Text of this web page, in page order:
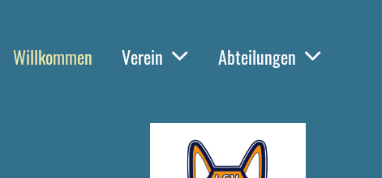
Willkommen Verein Abteilungen